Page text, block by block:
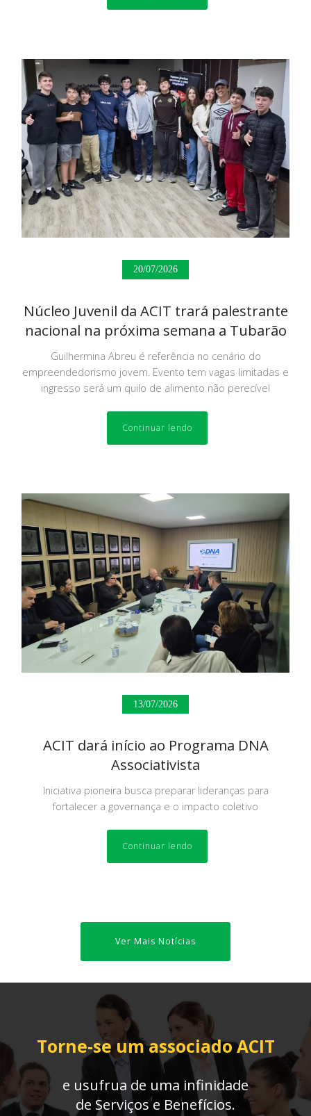
20/07/2026
Núcleo Juvenil da ACIT trará palestrante
nacional na próxima semana a Tubarão
Guilhermina Abreu é referência no cenário do
empreendedorismo jovem. Evento tem vagas limitadas e
ingresso será um quilo de alimento não perecível
Continuar lendo
13/07/2026
ACIT dará início ao Programa DNA
Associativista
Iniciativa pioneira busca preparar lideranças para
fortalecer a governança e o impacto coletivo
Continuar lendo
Ver Mais Notícias
Torne-se um associado ACIT
e usufrua de uma infinidade
de Serviços e Benefícios.